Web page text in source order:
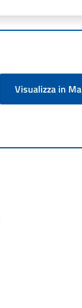
Visualizza in